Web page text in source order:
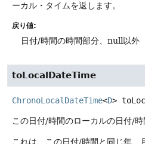
ーカル・タイムを返します。
戻り値:
日付/時間の時間部分、null以外
toLocalDateTime
ChronoLocalDateTime<D>
この日付/時間のローカルの日付/時
これは、この日付/時間と同じ年、